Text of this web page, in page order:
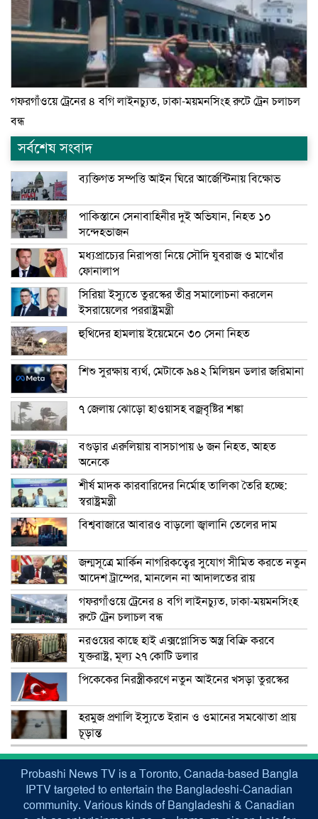
গফরগাঁওয়ে ট্রেনের ৪ বগি লাইনচ্যুত, ঢাকা-ময়মনসিংহ রুটে ট্রেন চলাচল
বন্ধ
সর্বশেষ সংবাদ
ব্যক্তিগত সম্পত্তি আইন ঘিরে আর্জেন্টিনায় বিক্ষোভ
পাকিস্তানে সেনাবাহিনীর দুই অভিযান, নিহত ১০
সন্দেহভাজন
মধ্যপ্রাচ্যের নিরাপত্তা নিয়ে সৌদি যুবরাজ ও মাখোঁর
ফোনালাপ
সিরিয়া ইস্যুতে তুরস্কের তীব্র সমালোচনা করলেন
ইসরায়েলের পররাষ্ট্রমন্ত্রী
হুথিদের হামলায় ইয়েমেনে ৩০ সেনা নিহত
শিশু সুরক্ষায় ব্যর্থ, মেটাকে ৯৪২ মিলিয়ন ডলার জরিমানা
৭ জেলায় ঝোড়ো হাওয়াসহ বজ্রবৃষ্টির শঙ্কা
বগুড়ার এরুলিয়ায় বাসচাপায় ৬ জন নিহত, আহত
অনেকে
শীর্ষ মাদক কারবারিদের নির্মোহ তালিকা তৈরি হচ্ছে:
স্বরাষ্ট্রমন্ত্রী
বিশ্ববাজারে আবারও বাড়লো জ্বালানি তেলের দাম
জন্মসূত্রে মার্কিন নাগরিকত্বের সুযোগ সীমিত করতে নতুন
আদেশ ট্রাম্পের, মানলেন না আদালতের রায়
গফরগাঁওয়ে ট্রেনের ৪ বগি লাইনচ্যুত, ঢাকা-ময়মনসিংহ
রুটে ট্রেন চলাচল বন্ধ
নরওয়ের কাছে হাই এক্সপ্লোসিভ অস্ত্র বিক্রি করবে
যুক্তরাষ্ট্র, মূল্য ২৭ কোটি ডলার
পিকেকের নিরস্ত্রীকরণে নতুন আইনের খসড়া তুরস্কের
হরমুজ প্রণালি ইস্যুতে ইরান ও ওমানের সমঝোতা প্রায়
চূড়ান্ত
Probashi News TV is a Toronto, Canada-based Bangla
IPTV targeted to entertain the Bangladeshi-Canadian
community. Various kinds of Bangladeshi & Canadian